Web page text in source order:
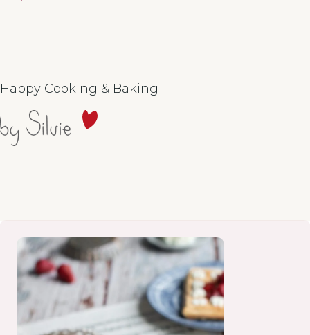
Happy Cooking & Baking !